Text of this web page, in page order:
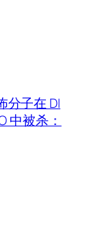
分子在 DI
中被杀：